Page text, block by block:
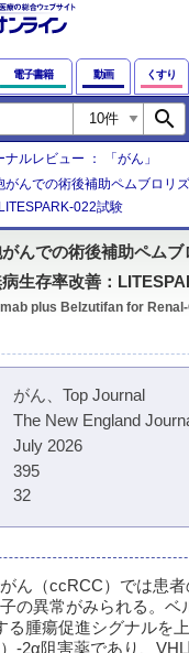
電子書籍 動画 くすり
search
ルレビュー ： 「がん」
がんでの術後補助ペムブロリ
022試験
んでの術後補助ペム
生存率改善：
plus Belzutifan for
がん、Top Journal
The New England
July 2026
395
32
ん（ccRCC）では患
の異常がみられる。ベ
る腫瘍促進シグナルを
）-2α阻害薬であり、